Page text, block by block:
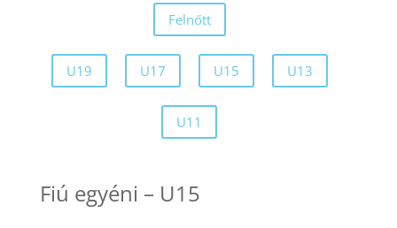
Felnőtt
U19 U17 U15 U13
U11
Fiú egyéni – U15